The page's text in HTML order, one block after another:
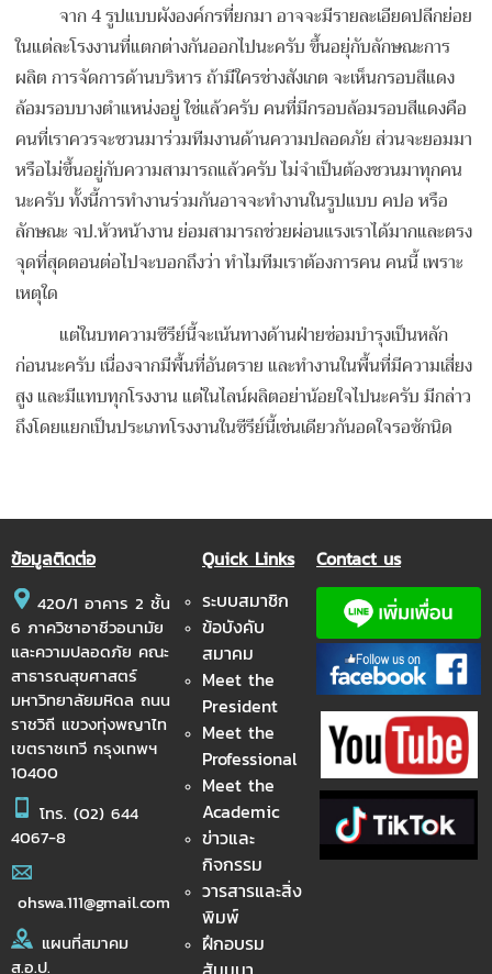
จาก 4 รูปแบบผังองค์กรที่ยกมา อาจจะมีรายละเอียดปลีกย่อย
ในแต่ละโรงงานที่แตกต่างกันออกไปนะครับ ขึ้นอยุ่กับลักษณะการ
ผลิต การจัดการด้านบริหาร ถ้ามีใครช่างสังเกต จะเห็นกรอบสีแดง
ล้อมรอบบางตำแหน่งอยู่ ใช่แล้วครับ คนที่มีกรอบล้อมรอบสีแดงคือ
คนที่เราควรจะชวนมาร่วมทีมงานด้านความปลอดภัย ส่วนจะยอมมา
หรือไม่ขึ้นอยู่กับความสามารถแล้วครับ ไม่จำเป็นต้องชวนมาทุกคน
นะครับ ทั้งนี้การทำงานร่วมกันอาจจะทำงานในรูปแบบ คปอ หรือ
ลักษณะ จป.หัวหน้างาน ย่อมสามารถช่วยผ่อนแรงเราได้มากและตรง
จุดที่สุดตอนต่อไปจะบอกถึงว่า ทำไมทีมเราต้องการคน คนนี้ เพราะ
เหตุใด
แต่ในบทความซีรีย์นี้จะเน้นทางด้านฝ่ายซ่อมบำรุงเป็นหลัก
ก่อนนะครับ เนื่องจากมีพื้นที่อันตราย และทำงานในพื้นที่มีความเสี่ยง
สูง และมีแทบทุกโรงงาน แต่ในไลน์ผลิตอย่าน้อยใจไปนะครับ มีกล่าว
ถึงโดยแยกเป็นประเภทโรงงานในซีรีย์นี้เช่นเดียวกันอดใจรอซักนิด
ข้อมูลติดต่อ
420/1 อาคาร 2 ชั้น
6 ภาควิชาอาชีวอนามัย
และความปลอดภัย คณะ
สาธารณสุขศาสตร์
มหาวิทยาลัยมหิดล ถนน
ราชวิถี แขวงทุ่งพญาไท
เขตราชเทวี กรุงเทพฯ
10400
โทร. (02) 644
4067-8
ohswa.111@gmail.com
แผนที่สมาคม
ส.อ.ป.
Quick Links
ระบบสมาชิก
ข้อบังคับ
สมาคม
Meet the
President
Meet the
Professional
Meet the
Academic
ข่าวและ
กิจกรรม
วารสารและสิ่ง
พิมพ์
ฝึกอบรม
Contact us